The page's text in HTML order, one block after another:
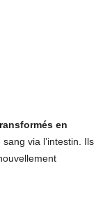
en
via l’intestin. Ils